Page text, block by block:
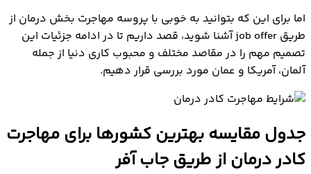
اما برای این که بتوانید به خوبی با پروسه مهاجرت بخش درمان از
طریق job offer آشنا شوید، قصد داریم تا در ادامه جزئیات این
تصمیم مهم را در مقاصد مختلف و محبوب کاری دنیا از جمله
آلمان، آمریکا و عمان مورد بررسی قرار دهیم.
جدول مقایسه بهترین کشورها برای مهاجرت
کادر درمان از طریق جاب آفر